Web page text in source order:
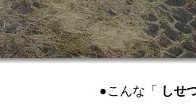
●こんな「 しせ